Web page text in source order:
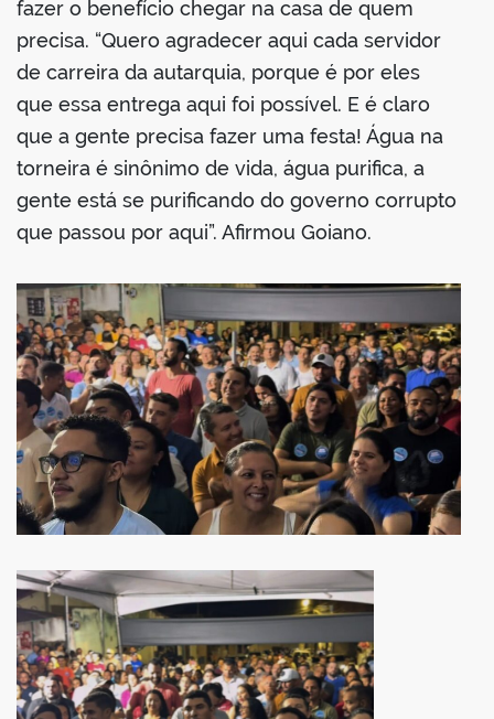
fazer o benefício chegar na casa de quem
precisa. “Quero agradecer aqui cada servidor
de carreira da autarquia, porque é por eles
que essa entrega aqui foi possível. E é claro
que a gente precisa fazer uma festa! Água na
torneira é sinônimo de vida, água purifica, a
gente está se purificando do governo corrupto
que passou por aqui”. Afirmou Goiano.